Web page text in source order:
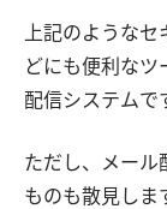
上記のような
どにも便利なツ
配信システムで
ただし、メール
ものも散見しま